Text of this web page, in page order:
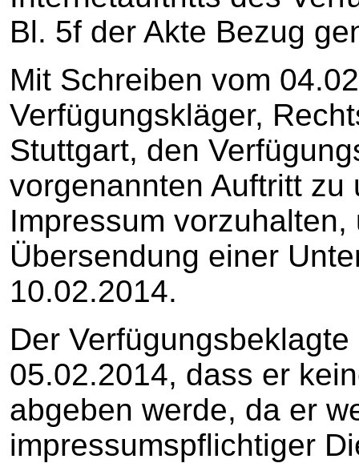
Bl. 5f der Akte Bezug
Mit Schreiben vom
Verfügungskläger,
Stuttgart, den
vorgenannten Auftritt
Impressum
Übersendung einer
10.02.2014.
Der
05.02.2014, dass er
abgeben werde, da er
impressumspflichtiger